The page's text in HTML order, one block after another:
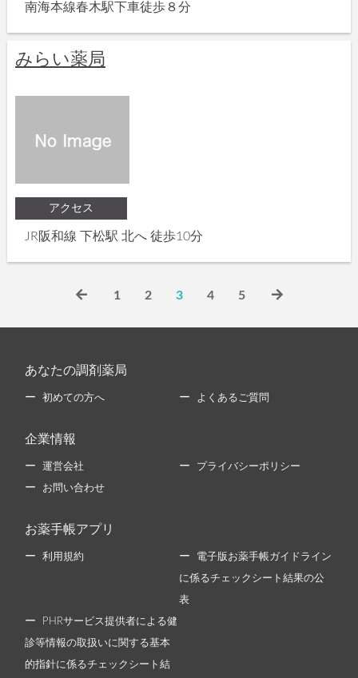
南海本線春木駅下車徒歩８分
みらい薬局
アクセス
JR阪和線 下松駅 北へ 徒歩10分
1 2 3 4 5
あなたの調剤薬局
初めての方へ よくあるご質問
企業情報
運営会社 プライバシーポリシー
お問い合わせ
お薬手帳アプリ
利用規約 電子版お薬手帳ガイドライン
に係るチェックシート結果の公
表
PHRサービス提供者による健
診等情報の取扱いに関する基本
的指針に係るチェックシート結